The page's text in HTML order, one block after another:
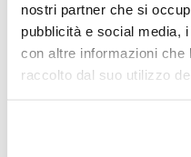
nostri partner che si
pubblicità e social media,
con altre informazioni che
raccolto dal suo utilizzo
notevolmente il guadagno
naturale. Pensa a come la
come gli infissi possono